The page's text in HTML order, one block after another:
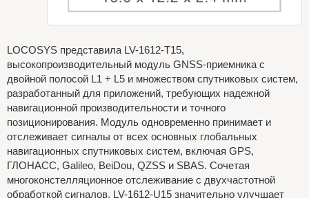
LOCOSYS представила LV-1612-T15,
высокопроизводительный модуль GNSS-приемника с
двойной полосой L1 + L5 и множеством спутниковых систем,
разработанный для приложений, требующих надежной
навигационной производительности и точного
позиционирования. Модуль одновременно принимает и
отслеживает сигналы от всех основных глобальных
навигационных спутниковых систем, включая GPS,
ГЛОНАСС, Galileo, BeiDou, QZSS и SBAS. Сочетая
многоконстелляционное отслеживание с двухчастотной
обработкой сигналов, LV-1612-U15 значительно улучшает